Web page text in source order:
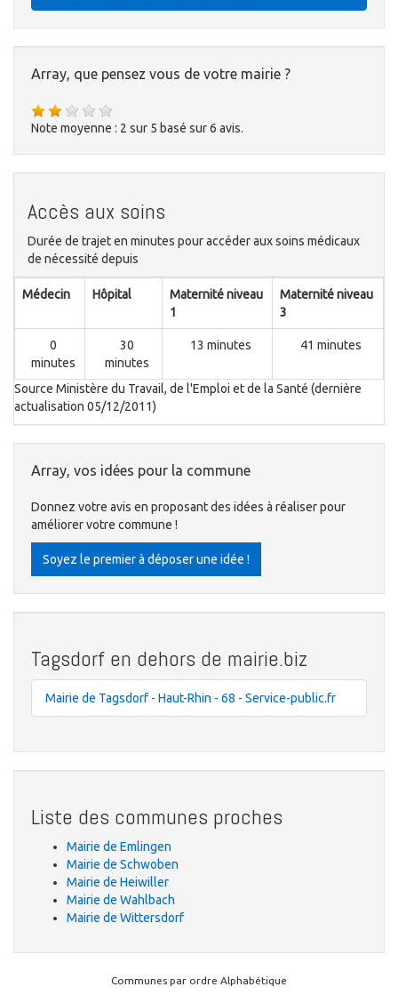
Array, que pensez vous de votre mairie ?
Note moyenne : 2 sur 5 basé sur6 avis.
Accès aux soins
Durée de trajet en minutes pour accéder aux soins médicaux
de nécessité depuis
Médecin Hôpital
Maternité niveau
1
Maternité niveau
3
0
minutes
30
minutes
13 minutes 41 minutes
Source Ministère du Travail, de l'Emploi et de la Santé (dernière
actualisation 05/12/2011)
Array, vos idées pour la commune
Donnez votre avis en proposant des idées à réaliser pour
améliorer votre commune !
Soyez le premier à déposer une idée !
Tagsdorf en dehors de mairie.biz
Mairie de Tagsdorf - Haut-Rhin - 68 - Service-public.fr
Liste des communes proches
Mairie de Emlingen
Mairie de Schwoben
Mairie de Heiwiller
Mairie de Wahlbach
Mairie de Wittersdorf
Communes par ordre Alphabétique